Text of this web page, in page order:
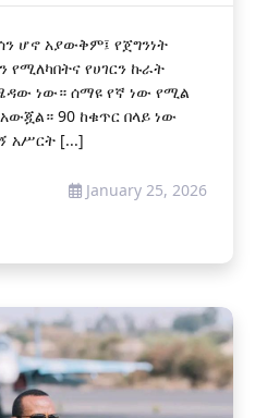
ሆኖ አያውቅም፤ የጀግንነት
የሀገርን ኩራት
ነው። ሰማዩ የኛ ነው የሚል
90 ከቁጥር በላይ ነው
አሥርት [...]
January 25, 2026